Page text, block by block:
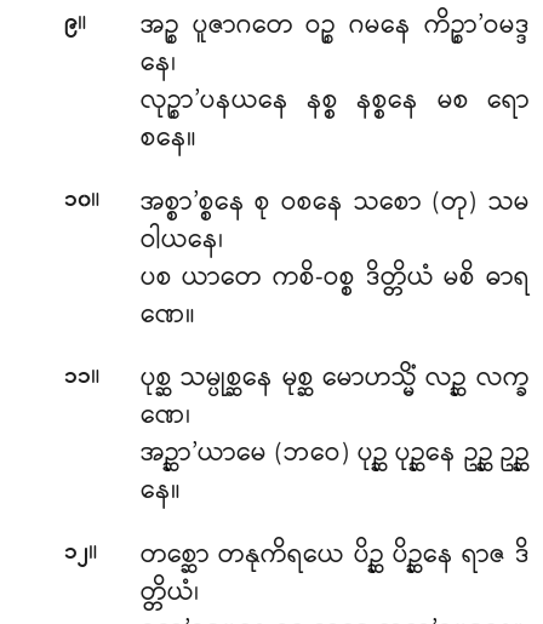
၉။
အဉ္စ ပူဇာဂတေ ဝဉ္စ ဂမနေ ကိဉ္စာ’ဝမဒ္ဒ
နေ၊
လုဉ္စာ’ပနယနေ နစ္စ နစ္စနေ မစ ရော
စနေ။
၁၀။
အစ္စာ’စ္စနေ စု ဝစနေ သစော (တု) သမ
ဝါယနေ၊
ပစ ယာတေ ကစိ-ဝစ္စ ဒိတ္တိယံ မစိ ဓာရ
ဏေ။
၁၁။
ပုစ္ဆ သမ္ပုစ္ဆနေ မုစ္ဆ မောဟသ္မိံ လဉ္ဆ လက္ခ
ဏေ၊
အဉ္ဆာ’ယာမေ (ဘဝေ) ပုဉ္ဆ ပုဉ္ဆနေ ဥဉ္ဆ ဥဉ္ဆ
နေ။
၁၂။
တစ္ဆော တနုကိရယေ ပိဉ္ဆ ပိဉ္ဆနေ ရာဇ ဒိ
တ္တိယံ၊